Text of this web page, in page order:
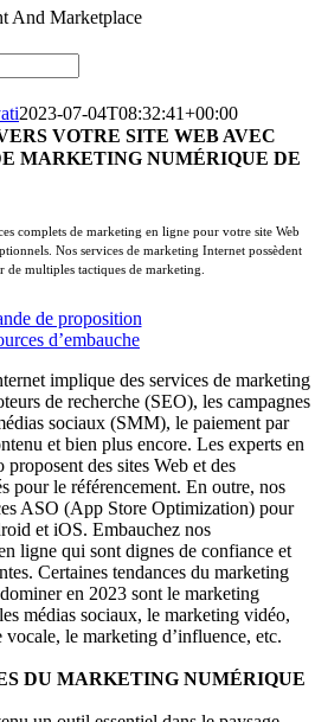
And Marketplace
2023-07-04T08:32:41+00:00
VOTRE SITE WEB AVEC
MARKETING NUMÉRIQUE DE
complets de marketing en ligne pour votre site Web
Nos services de marketing Internet possèdent
de multiples tactiques de marketing.
de proposition
d’embauche
implique des services de marketing
de recherche (SEO), les campagnes
sociaux (SMM), le paiement par
et bien plus encore. Les experts en
des sites Web et des
pour le référencement. En outre, nos
ASO (App Store Optimization) pour
et iOS. Embauchez nos
ligne qui sont dignes de confiance et
Certaines tendances du marketing
en 2023 sont le marketing
médias sociaux, le marketing vidéo,
le marketing d’influence, etc.
DU MARKETING NUMÉRIQUE